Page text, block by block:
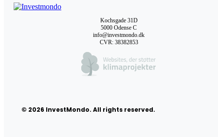
Kochsgade 31D
5000 Odense C
info@investmondo.dk
CVR: 38382853
© 2026 InvestMondo. All rights reserved.